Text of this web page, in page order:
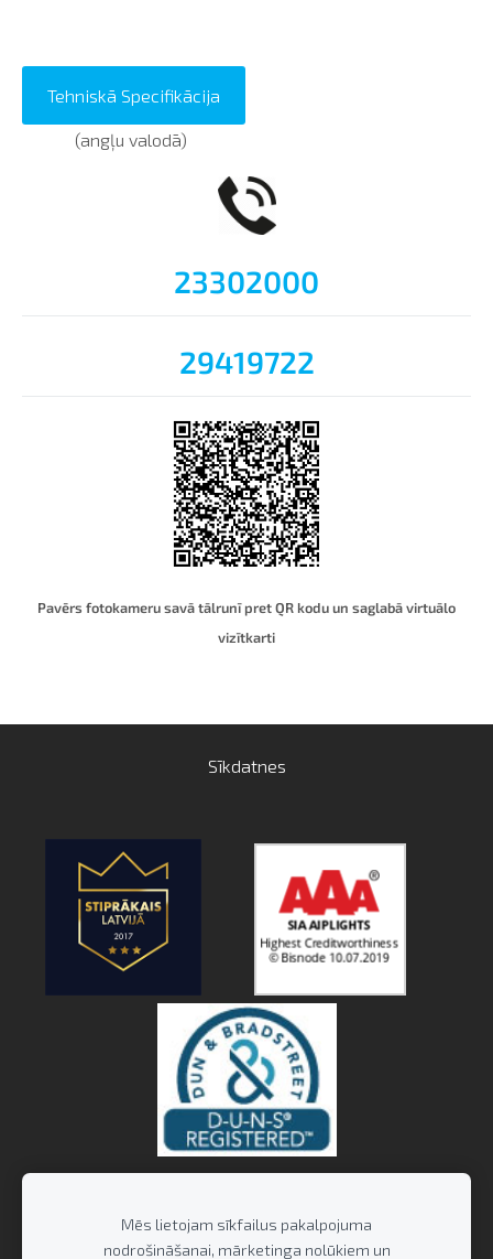
23302000
29419722
Pavērs fotokameru savā tālrunī pret QR kodu un saglabā virtuālo
vizītkarti
Tehniskā Specifikācija
(angļu valodā)
Sīkdatnes
Mēs lietojam sīkfailus pakalpojuma
nodrošināšanai, mārketinga nolūkiem un